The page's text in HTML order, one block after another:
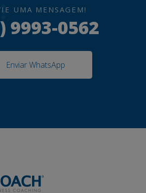
UMA MENSAGEM!
9993-0562
Enviar WhatsApp